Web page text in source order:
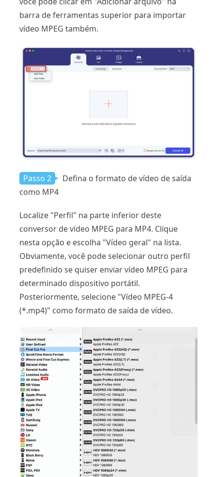
barra de ferramentas superior para importar
vídeo MPEG também.
Passo 2
Defina o formato de vídeo de saída
como MP4
Localize "Perfil" na parte inferior deste
conversor de vídeo MPEG para MP4. Clique
nesta opção e escolha "Vídeo geral" na lista.
Obviamente, você pode selecionar outro perfil
predefinido se quiser enviar vídeo MPEG para
determinado dispositivo portátil.
Posteriormente, selecione "Vídeo MPEG-4
(*.mp4)" como formato de saída de vídeo.